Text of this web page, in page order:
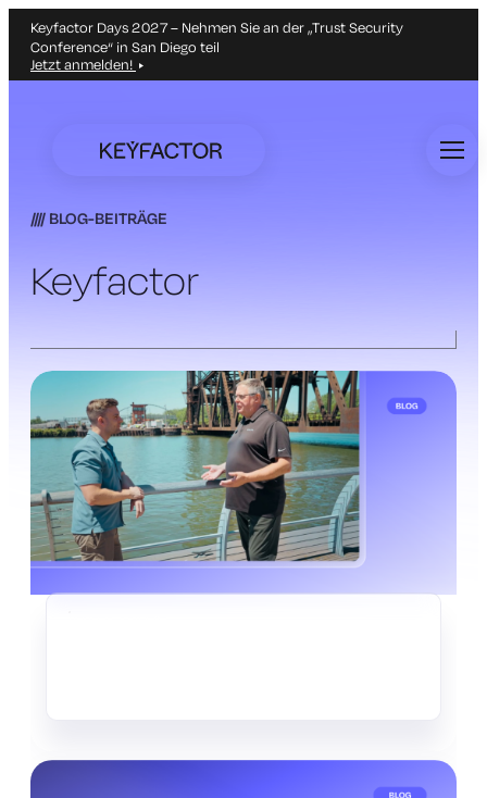
Keyfactor Days 2027 – Nehmen Sie an der „Trust Security
Conference“ in San Diego teil
Jetzt anmelden!
springen
BLOG-BEITRÄGE
Keyfactor